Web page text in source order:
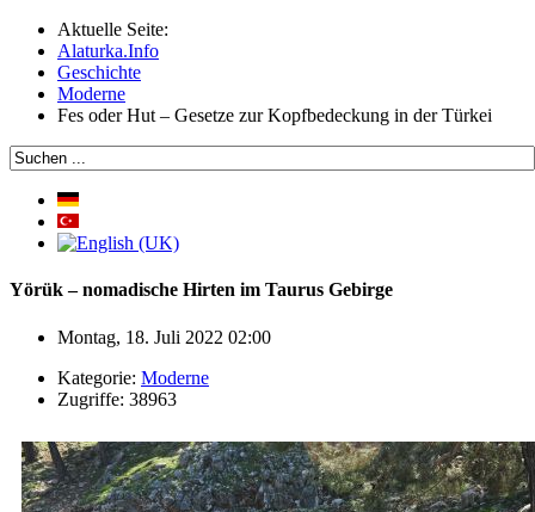
Aktuelle Seite:
Alaturka.Info
Geschichte
Moderne
Fes oder Hut – Gesetze zur Kopfbedeckung in der Türkei
Yörük – nomadische Hirten im Taurus Gebirge
Montag, 18. Juli 2022 02:00
Kategorie: Moderne
Zugriffe: 38963